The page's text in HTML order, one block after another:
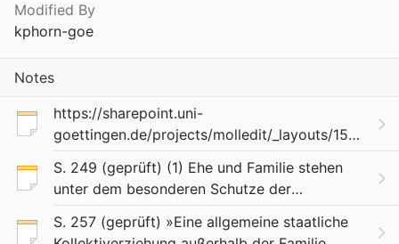
Modified By
kphorn-goe
Notes
https://sharepoint.uni-
goettingen.de/projects/molledit/_layouts/15/
S. 249 (geprüft) (1) Ehe und Familie stehen
unter dem besonderen Schutze der
der Kinder sind das natürliche Recht der
S. 257 (geprüft) »Eine allgemeine staatliche